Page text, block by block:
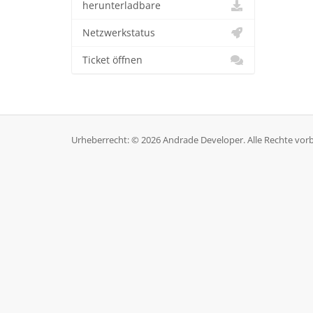
herunterladbare
Netzwerkstatus
Ticket öffnen
Urheberrecht: © 2026 Andrade Developer. Alle Rechte